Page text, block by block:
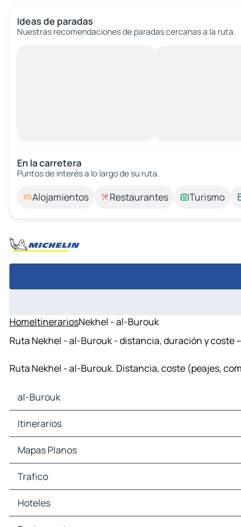
Ideas de paradas
Nuestras recomendaciones de paradas cercanas a la ruta.
En la carretera
Puntos de interés a lo largo de su ruta.
Alojamientos Restaurantes Turismo
HomeItinerariosNekhel - al-Burouk
Ruta Nekhel - al-Burouk - distancia, duración y coste
Ruta Nekhel - al-Burouk. Distancia, coste (peajes,
al-Burouk
al-Burouk Mapas Planos
al-Burouk Trafico
al-Burouk Hoteles
al-Burouk Restaurantes
al-Burouk Estaciones-servicio
Itinerarios
Mapas Planos
Trafico
Hoteles